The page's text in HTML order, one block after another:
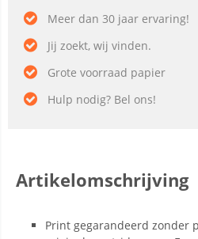
Meer dan 30 jaar ervaring!
Jij zoekt, wij vinden.
Grote voorraad papier
Hulp nodig? Bel ons!
Artikelomschrijving
Print gegarandeerd zonder